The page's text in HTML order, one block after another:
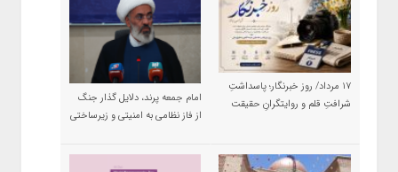
۱۷ مرداد/ روز خبرنگار؛ پاسداشتِ
شرافتِ قلم و روایتگرانِ حقیقت
امام جمعه پرند، دلایل گذار جنگ
از فاز نظامی به امنیتی و زیرساختی